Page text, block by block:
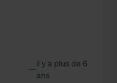
—il y a plus de 6
ans